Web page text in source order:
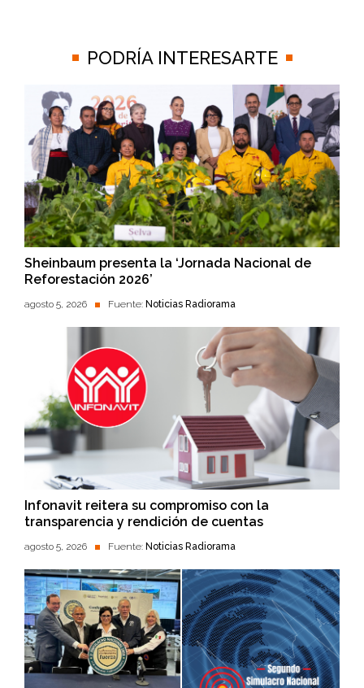
PODRÍA INTERESARTE
Sheinbaum presenta la ‘Jornada Nacional de
Reforestación 2026’
agosto 5, 2026 Fuente: Noticias Radiorama
Infonavit reitera su compromiso con la
transparencia y rendición de cuentas
agosto 5, 2026 Fuente: Noticias Radiorama